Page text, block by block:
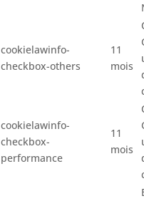
cookielawinfo-
checkbox-others
11
mois
cookielawinfo-
checkbox-
performance
11
mois